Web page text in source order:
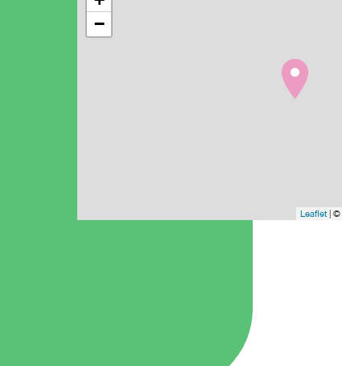
−
Leaflet| ©